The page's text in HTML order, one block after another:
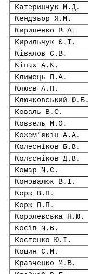
Катеринчук М.Д.
Кендзьор Я.М.
Кириленко В.А.
Кирильчук Є.І.
Ківалов С.В.
Кінах А.К.
Климець П.А.
Клюєв А.П.
Ключковський Ю.Б.
Коваль В.С.
Ковзель М.О.
Кожем’якін А.А.
Колесніков Б.В.
Колєсніков Д.В.
Комар М.С.
Коновалюк В.І.
Корж В.П.
Корж П.П.
Королевська Н.Ю.
Косів М.В.
Костенко Ю.І.
Кошин С.М.
Кравченко М.В.